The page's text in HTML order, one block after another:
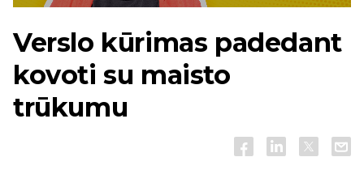
Verslo kūrimas padedant
kovoti su maisto
trūkumu